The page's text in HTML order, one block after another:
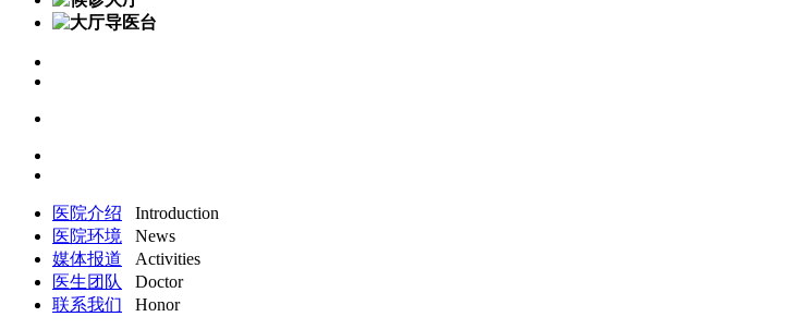
医院介绍 Introduction
医院环境 News
媒体报道 Activities
医生团队
Doctor
联系我们 Honor